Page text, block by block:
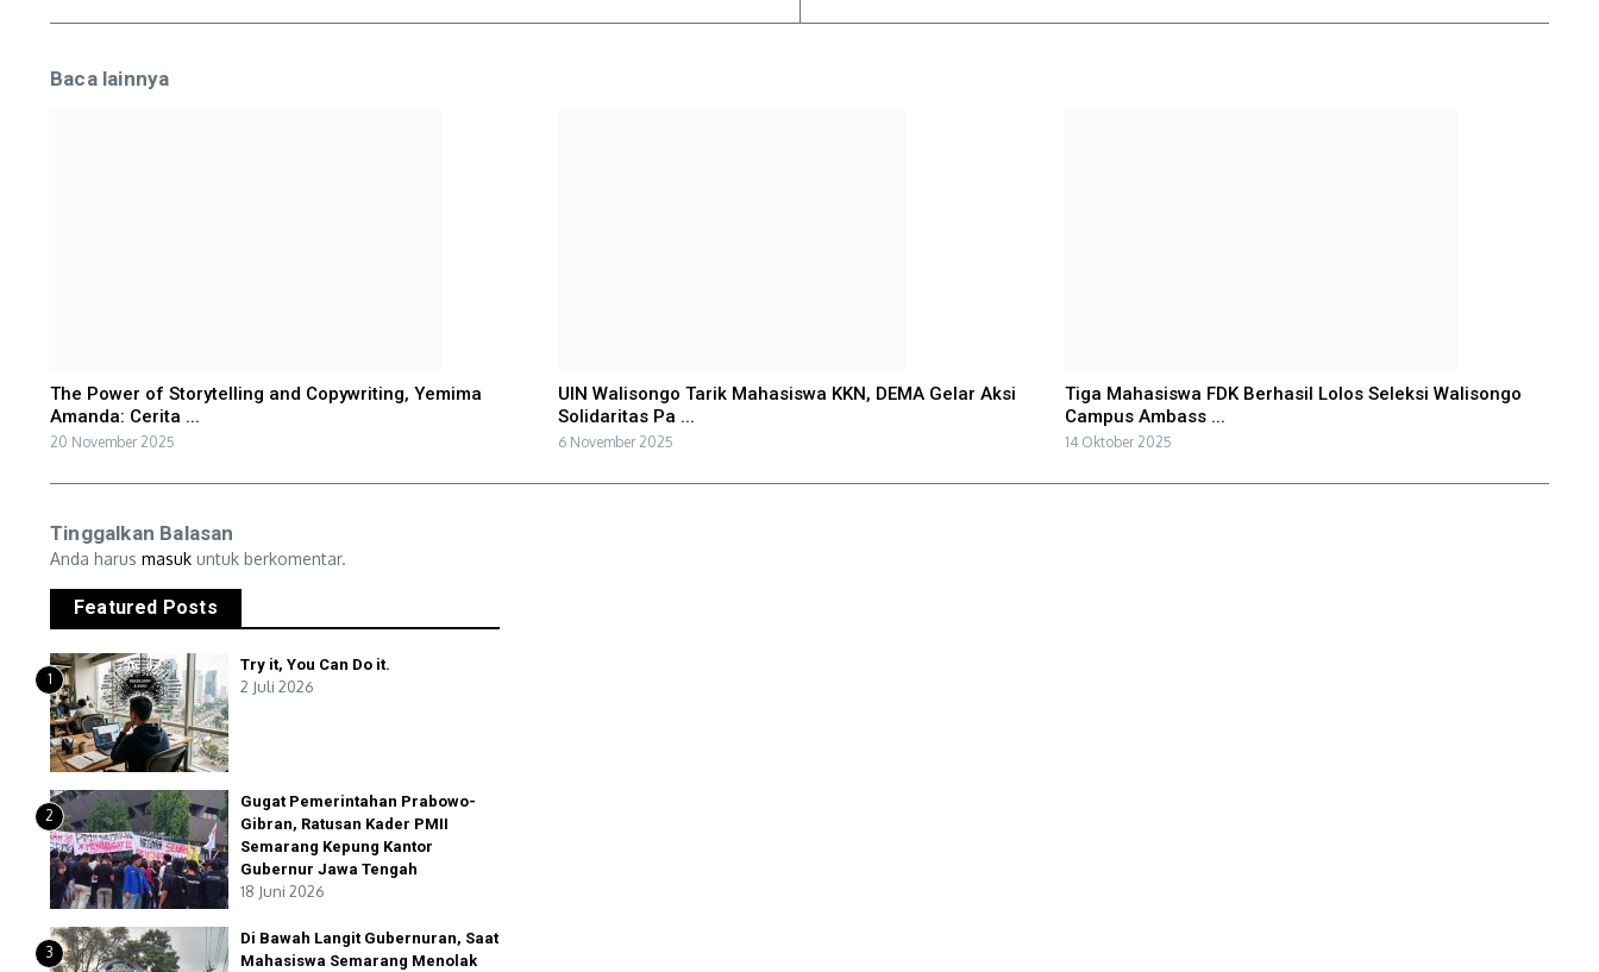
Baca lainnya
The Power of Storytelling and Copywriting, Yemima
Amanda: Cerita ...
20 November 2025
UIN Walisongo Tarik Mahasiswa KKN, DEMA Gelar Aksi
Solidaritas Pa ...
6 November 2025
Tiga Mahasiswa FDK Berhasil Lolos Seleksi Walisongo
Campus Ambass ...
14 Oktober 2025
Tinggalkan Balasan
Anda harus masuk untuk berkomentar.
Featured Posts
1
Try it, You Can Do it.
2 Juli 2026
2
Gugat Pemerintahan Prabowo-
Gibran, Ratusan Kader PMII
Semarang Kepung Kantor
Gubernur Jawa Tengah
18 Juni 2026
3
Di Bawah Langit Gubernuran, Saat
Mahasiswa Semarang Menolak